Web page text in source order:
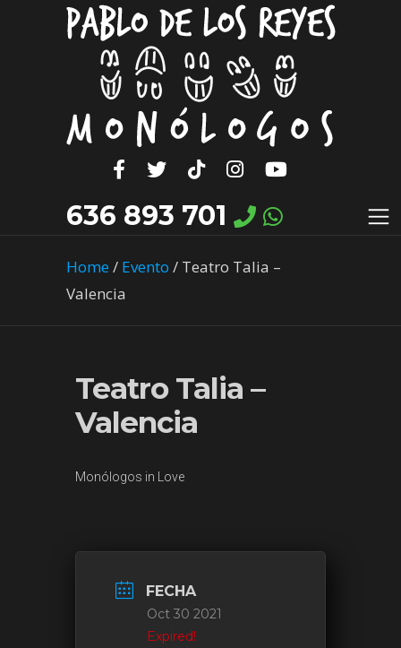
636 893 701
Home/ Evento / Teatro Talia –
Valencia
Teatro Talia –
Valencia
Monólogos in Love
FECHA
Oct 30 2021
Expired!